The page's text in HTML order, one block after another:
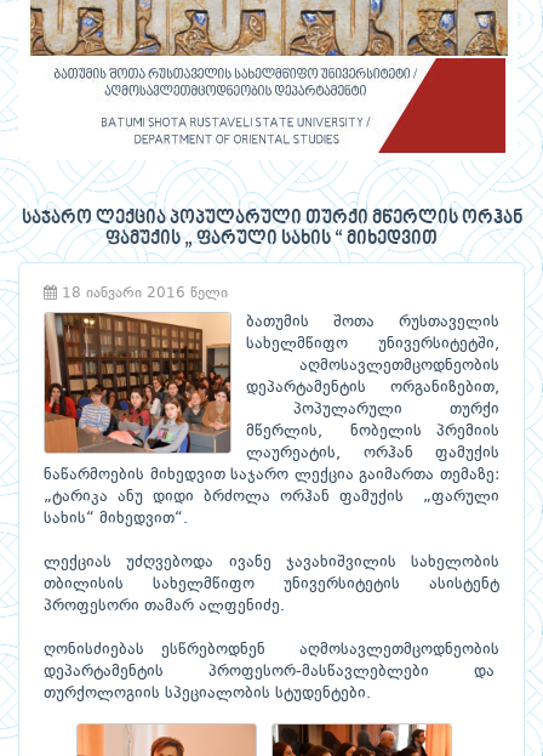
საჯარო ლექცია პოპულარული თურქი მწერლის ორჰან
ფამუქის „ ფარული სახის “ მიხედვით
18 იანვარი 2016 წელი
ბათუმის შოთა რუსთაველის
სახელმწიფო უნივერსიტეტში,
აღმოსავლეთმცოდნეობის
დეპარტამენტის ორგანიზებით,
პოპულარული თურქი
მწერლის, ნობელის პრემიის
ლაურეატის, ორჰან ფამუქის
ნაწარმოების მიხედვით საჯარო ლექცია გაიმართა თემაზე:
„ტარიკა ანუ დიდი ბრძოლა ორჰან ფამუქის „ფარული
სახის“ მიხედვით“.
ლექციას უძღვებოდა ივანე ჯავახიშვილის სახელობის
თბილისის სახელმწიფო უნივერსიტეტის ასისტენტ
პროფესორი თამარ ალფენიძე.
ღონისძიებას ესწრებოდნენ აღმოსავლეთმცოდნეობის
დეპარტამენტის პროფესორ-მასწავლებლები და
თურქოლოგიის სპეციალობის სტუდენტები.